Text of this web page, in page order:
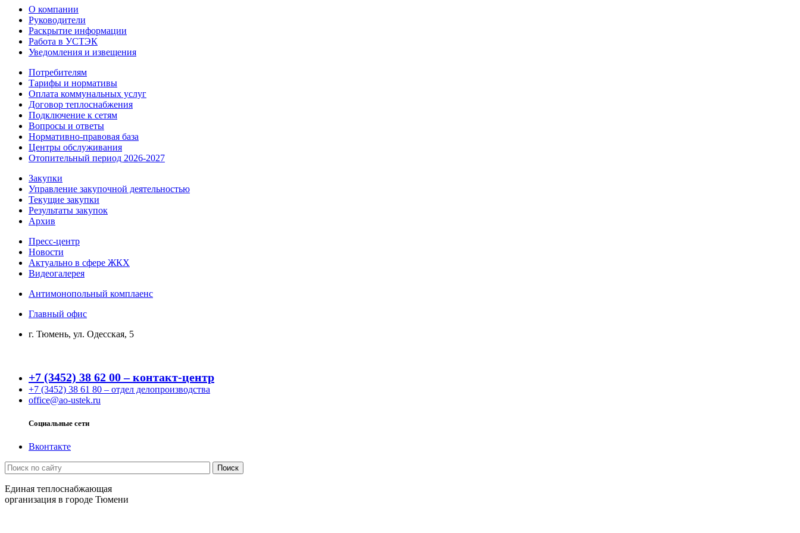
О компании
Руководители
Раскрытие информации
Работа в УСТЭК
Уведомления и извещения
Потребителям
Тарифы и нормативы
Оплата коммунальных услуг
Договор теплоснабжения
Подключение к сетям
Вопросы и ответы
Нормативно-правовая база
Центры обслуживания
Отопительный период 2026-2027
Закупки
Управление закупочной деятельностью
Текущие закупки
Результаты закупок
Архив
Пресс-центр
Новости
Актуально в сфере ЖКХ
Видеогалерея
Антимонопольный комплаенс
Главный офис
г. Тюмень, ул. Одесская, 5
+7 (3452) 38 62 00 – контакт-центр
+7 (3452) 38 61 80 – отдел делопроизводства
office@ao-ustek.ru
Социальные сети
Вконтакте
Единая теплоснабжающая
организация в городе Тюмени